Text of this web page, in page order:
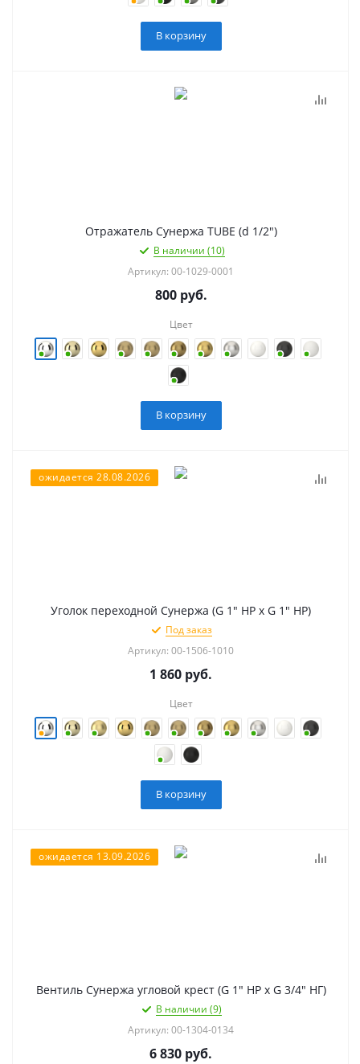
В корзину
Отражатель Сунержа TUBE (d 1/2")
В наличии (10)
Артикул: 00-1029-0001
800руб.
Цвет
В корзину
ожидается 28.08.2026
Уголок переходной Сунержа (G 1" НР х G 1" НР)
Под заказ
Артикул: 00-1506-1010
1 860 руб.
Цвет
В корзину
ожидается 13.09.2026
Вентиль Сунержа угловой крест (G 1" НР х G 3/4" НГ)
В наличии (9)
Артикул: 00-1304-0134
6 830 руб.